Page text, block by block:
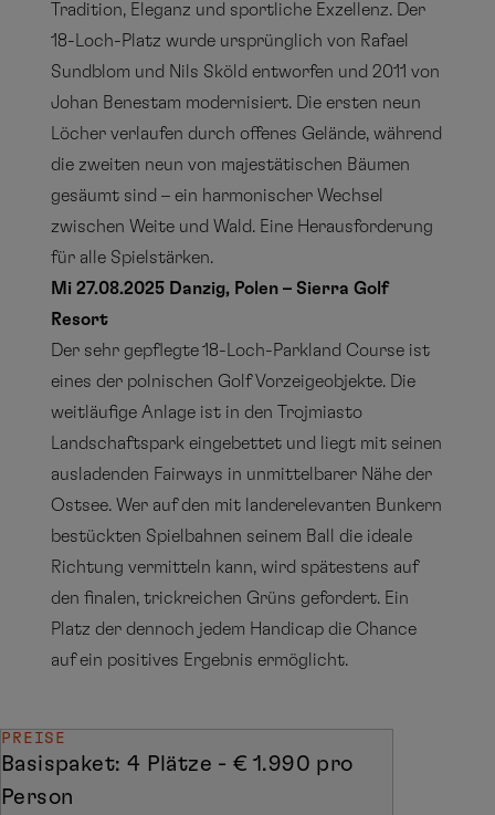
Tradition, Eleganz und sportliche Exzellenz. Der
18-Loch-Platz wurde ursprünglich von Rafael
Sundblom und Nils Sköld entworfen und 2011 von
Johan Benestam modernisiert. Die ersten neun
Löcher verlaufen durch offenes Gelände, während
die zweiten neun von majestätischen Bäumen
gesäumt sind – ein harmonischer Wechsel
zwischen Weite und Wald. Eine Herausforderung
für alle Spielstärken.
Mi 27.08.2025 Danzig, Polen– Sierra Golf
Resort
Der sehr gepflegte 18-Loch-Parkland Course ist
eines der polnischen Golf Vorzeigeobjekte. Die
weitläufige Anlage ist in den Trojmiasto
Landschaftspark eingebettet und liegt mit seinen
ausladenden Fairways in unmittelbarer Nähe der
Ostsee. Wer auf den mit landerelevanten Bunkern
bestückten Spielbahnen seinem Ball die ideale
Richtung vermitteln kann, wird spätestens auf
den finalen, trickreichen Grüns gefordert. Ein
Platz der dennoch jedem Handicap die Chance
auf ein positives Ergebnis ermöglicht.
PREISE
Basispaket: 4 Plätze - € 1.990 pro
Person